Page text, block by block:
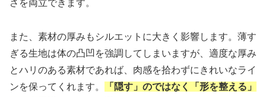
さを両立できます。
また、素材の厚みもシルエットに大きく影響します。薄す
ぎる生地は体の凸凹を強調してしまいますが、適度な厚み
とハリのある素材であれば、肉感を拾わずにきれいなライ
ンを保ってくれます。
「隠す」のではなく「形を整える」